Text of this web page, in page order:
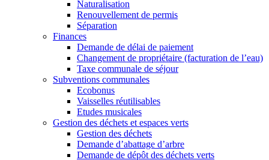
Naturalisation
Renouvellement de permis
Séparation
Finances
Demande de délai de paiement
Changement de propriétaire (facturation de l’eau)
Taxe communale de séjour
Subventions communales
Ecobonus
Vaisselles réutilisables
Etudes musicales
Gestion des déchets et espaces verts
Gestion des déchets
Demande d’abattage d’arbre
Demande de dépôt des déchets verts